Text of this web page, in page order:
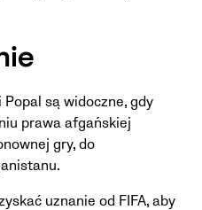
są widoczne, gdy
prawa afgańskiej
gry, do
uznanie od FIFA, aby